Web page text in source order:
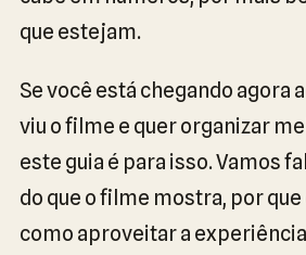
que estejam.
Se você está chegando agora
viu o filme e quer organizar
este guia é para isso. Vamos
do que o filme mostra, por
como aproveitar a